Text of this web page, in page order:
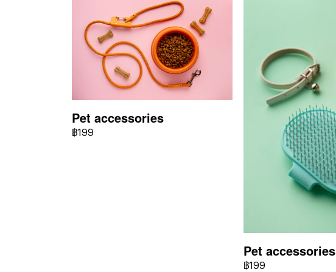
Pet accessories
฿199
Pet accessories
฿199